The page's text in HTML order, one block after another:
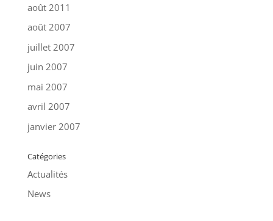
août 2011
août 2007
juillet 2007
juin 2007
mai 2007
avril 2007
janvier 2007
Catégories
Actualités
News